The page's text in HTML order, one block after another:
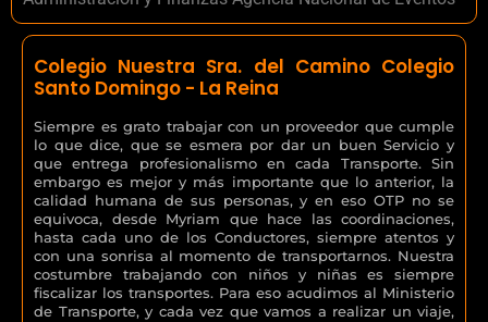
Colegio Nuestra Sra. del Camino Colegio
Santo Domingo - La Reina
Siempre es grato trabajar con un proveedor que cumple
lo que dice, que se esmera por dar un buen Servicio y
que entrega profesionalismo en cada Transporte. Sin
embargo es mejor y más importante que lo anterior, la
calidad humana de sus personas, y en eso OTP no se
equivoca, desde Myriam que hace las coordinaciones,
hasta cada uno de los Conductores, siempre atentos y
con una sonrisa al momento de transportarnos. Nuestra
costumbre trabajando con niños y niñas es siempre
fiscalizar los transportes. Para eso acudimos al Ministerio
de Transporte, y cada vez que vamos a realizar un viaje,